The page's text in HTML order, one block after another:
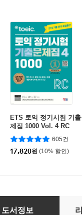
ETS 토익 정기시험 기
제집 1000 Vol. 4 RC
605건
17,820원 (10% 할인)
공기업 행정학 핵심이
도서정보